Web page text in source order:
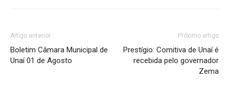
Artigo anterior
Boletim Câmara Municipal de
Unaí 01 de Agosto
Próximo artigo
Prestígio: Comitiva de Unaí é
recebida pelo governador
Zema